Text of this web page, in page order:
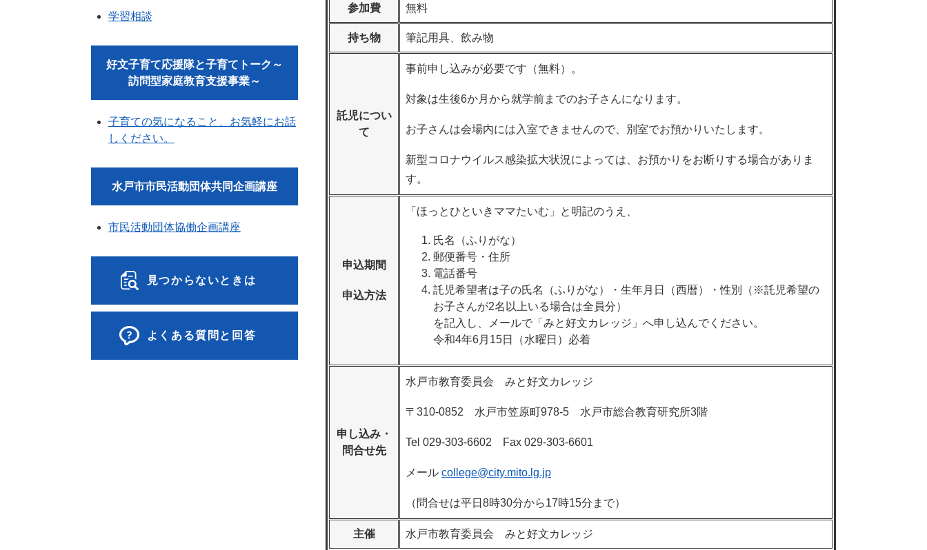
参加費 無料
持ち物 筆記用具、飲み物
託児につい
て
事前申し込みが必要です（無料）。
対象は生後6か月から就学前までのお子さんになります。
お子さんは会場内には入室できませんので、別室でお預かりいたします。
新型コロナウイルス感染拡大状況によっては、お預かりをお断りする場合がありま
す。
申込期間
申込方法
「ほっとひといきママたいむ」と明記のうえ、
氏名（ふりがな）
郵便番号・住所
電話番号
託児希望者は子の氏名（ふりがな）・生年月日（西暦）・性別（※託児希望の
お子さんが2名以上いる場合は全員分）
を記入し、メールで「みと好文カレッジ」へ申し込んでください。
令和4年6月15日（水曜日）必着
申し込み・
問合せ先
水戸市教育委員会 みと好文カレッジ
〒310-0852 水戸市笠原町978-5 水戸市総合教育研究所3階
Tel 029-303-6602 Fax 029-303-6601
メール college@city.mito.lg.jp
（問合せは平日8時30分から17時15分まで）
主催 水戸市教育委員会 みと好文カレッジ
学習相談
好文子育て応援隊と子育てトーク～
訪問型家庭教育支援事業～
子育ての気になること、お気軽にお話
しください。
水戸市市民活動団体共同企画講座
市民活動団体協働企画講座
見つからないときは
よくある質問と回答